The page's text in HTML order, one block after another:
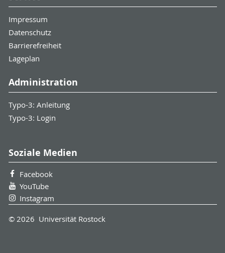
Impressum
Datenschutz
Barrierefreiheit
Lageplan
Administration
Typo-3: Anleitung
Typo-3: Login
Soziale Medien
Facebook
YouTube
Instagram
© 2026 Universität Rostock